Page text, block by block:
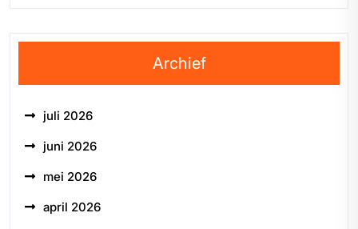
Archief
juli 2026
juni 2026
mei 2026
april 2026